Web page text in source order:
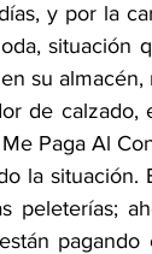
y por la
situación
su
de
Paga Al
la situación.
peleterías;